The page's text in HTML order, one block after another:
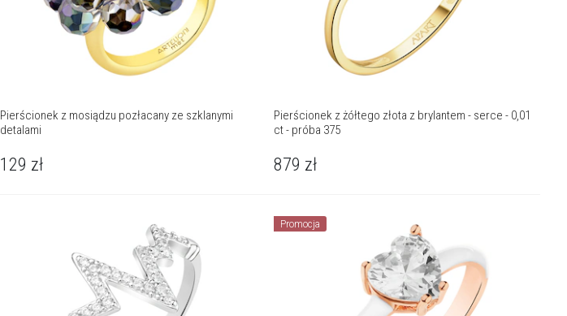
Pierścionek z mosiądzu pozłacany ze szklanymi
detalami
129 zł
Pierścionek z żółtego złota z brylantem - serce - 0,01
ct - próba 375
879 zł
Promocja